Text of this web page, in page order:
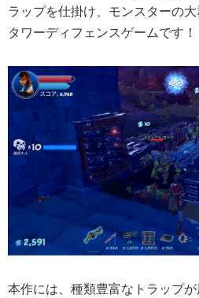
ラップを仕掛け、モンスターの
タワーディフェンスゲームです！
本作には、種類豊富なトラップ